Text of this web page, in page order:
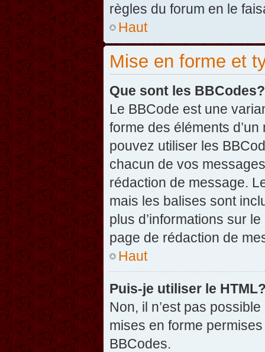
règles du forum en le
Haut
Mise en forme et
Que sont les BBCodes?
Le BBCode est une
forme des éléments
pouvez utiliser les
chacun de vos
rédaction de message.
mais les balises sont
plus d’informations sur
page de rédaction de
Haut
Puis-je utiliser le
Non, il n’est pas
mises en forme
BBCodes.